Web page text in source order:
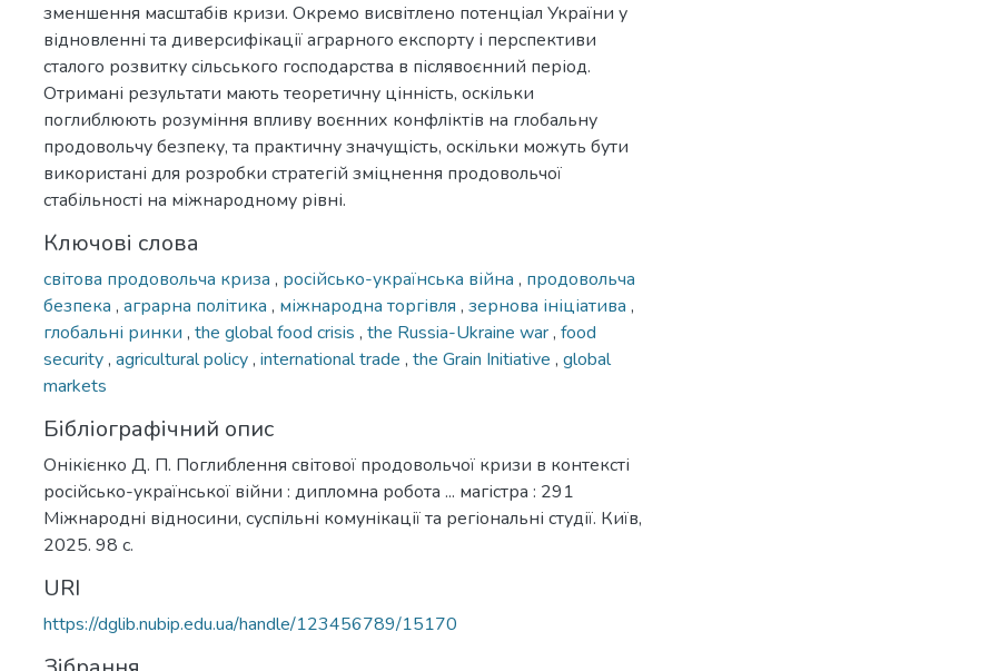
зменшення масштабів кризи. Окремо висвітлено потенціал України у
відновленні та диверсифікації аграрного експорту і перспективи
сталого розвитку сільського господарства в післявоєнний період.
Отримані результати мають теоретичну цінність, оскільки
поглиблюють розуміння впливу воєнних конфліктів на глобальну
продовольчу безпеку, та практичну значущість, оскільки можуть бути
використані для розробки стратегій зміцнення продовольчої
стабільності на міжнародному рівні.
Ключові слова
світова продовольча криза , російсько-українська війна , продовольча
безпека , аграрна політика , міжнародна торгівля , зернова ініціатива ,
глобальні ринки , the global food crisis , the Russia-Ukraine war, food
security, agricultural policy, international trade , the Grain Initiative , global
markets
Бібліографічний опис
Онікієнко Д. П. Поглиблення світової продовольчої кризи в контексті
російсько-української війни : дипломна робота ... магістра : 291
Міжнародні відносини, суспільні комунікації та регіональні студії. Київ,
2025. 98 с.
URI
https://dglib.nubip.edu.ua/handle/123456789/15170